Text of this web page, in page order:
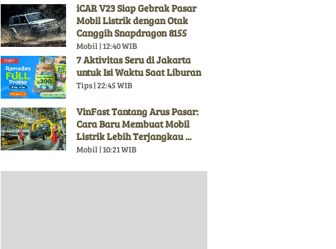
iCAR V23 Siap Gebrak Pasar
Mobil Listrik dengan Otak
Canggih Snapdragon 8155
Mobil | 12:40 WIB
7 Aktivitas Seru di Jakarta
untuk Isi Waktu Saat Liburan
Tips | 22:45 WIB
VinFast Tantang Arus Pasar:
Cara Baru Membuat Mobil
Listrik Lebih Terjangkau ...
Mobil | 10:21 WIB